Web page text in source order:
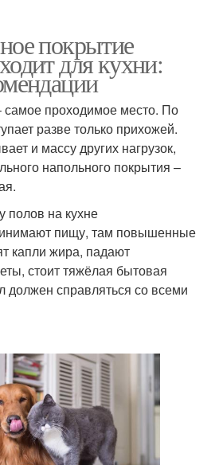
покрытие
для кухни:
проходимое место. По
разве только прихожей.
и массу других нагрузок,
напольного покрытия –
полов на кухне
пищу, там повышенные
капли жира, падают
стоит тяжёлая бытовая
должен справляться со всеми